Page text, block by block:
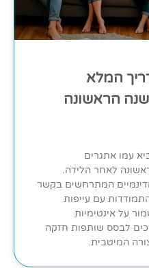
המלא
הראשונה
עמו אתגרים
לאחר הלידה.
המתרחשים בקשר
עם עייפות
על אינטימיות
לבסס שותפות חזקה
המיטבית.